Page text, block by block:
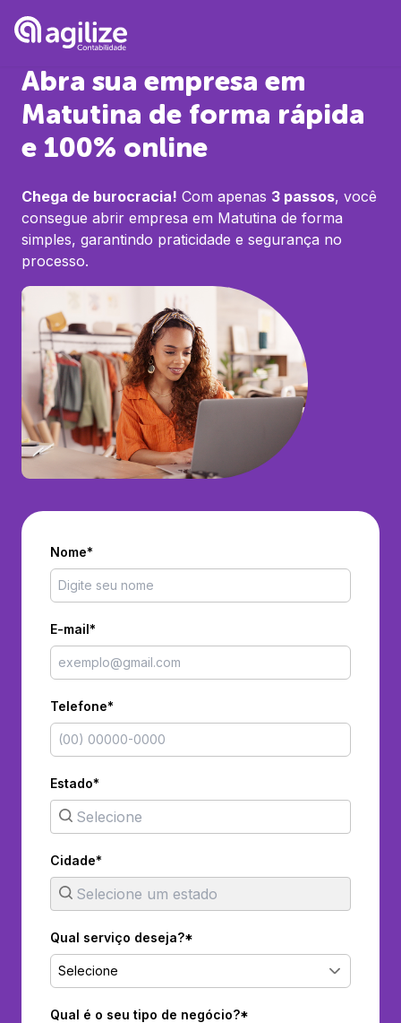
Abra sua empresa em
Matutina de forma rápida
e 100% online
Chega de burocracia! Com apenas 3 passos, você
consegue abrir empresa em Matutina de forma
simples, garantindo praticidade e segurança no
processo.
Nome*
E-mail*
Telefone*
Estado*
Cidade*
Qual serviço deseja?*
Selecione
Qual é o seu tipo de negócio?*